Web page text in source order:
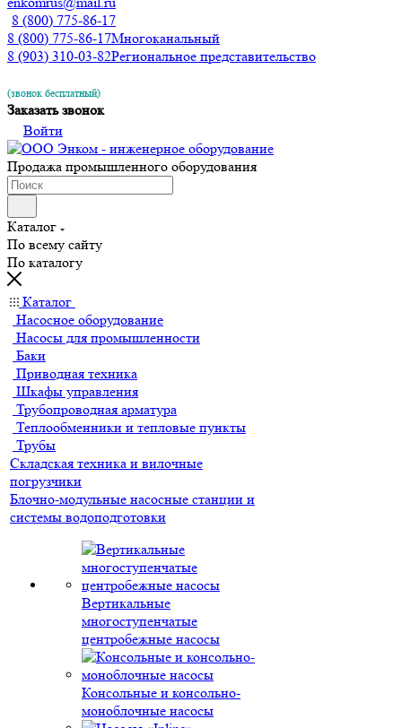
8 (800) 775-86-17
8 (800) 775-86-17Многоканальный
8 (903) 310-03-82Региональное представительство
(звонок бесплатный)
Заказать звонок
Войти
Продажа промышленного оборудования
Каталог
По всему сайту
По каталогу
Каталог
Насосное оборудование
Насосы для промышленности
Баки
Приводная техника
Шкафы управления
Трубопроводная арматура
Теплообменники и тепловые пункты
Трубы
Складская техника и вилочные
погрузчики
Блочно-модульные насосные станции и
системы водоподготовки
Вертикальные
многоступенчатые
центробежные насосы
Консольные и консольно-
моноблочные насосы